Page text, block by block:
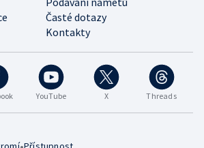
YouTube X Threads
Časté dotazy
Kontakty